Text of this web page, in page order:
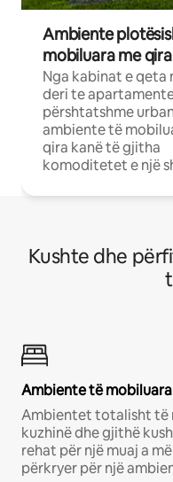
Ambiente
mobiluara me qira
Nga kabinat e qeta
deri te
përshtatshme
ambiente të
qira kanë të gjitha
komoditetet e një
Kushte dhe
Ambiente të
Ambientet totalisht të
kuzhinë dhe gjithë
rehat për një muaj a
përkryer për një